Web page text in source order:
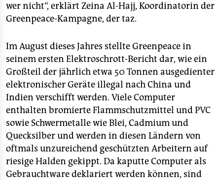
wer nicht“, erklärt Zeina Al-Hajj, Koordinatorin der
Greenpeace-Kampagne, der taz.
Im August dieses Jahres stellte Greenpeace in
seinem ersten Elektroschrott-Bericht dar, wie ein
Großteil der jährlich etwa 50 Tonnen ausgedienter
elektronischer Geräte illegal nach China und
Indien verschifft werden. Viele Computer
enthalten bromierte Flammschutzmittel und PVC
sowie Schwermetalle wie Blei, Cadmium und
Quecksilber und werden in diesen Ländern von
oftmals unzureichend geschützten Arbeitern auf
riesige Halden gekippt. Da kaputte Computer als
Gebrauchtware deklariert werden können, sind